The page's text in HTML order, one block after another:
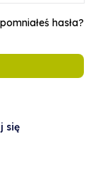
hasła?
się